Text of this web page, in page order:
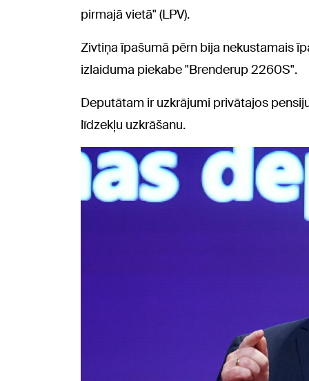
pirmajā vietā" (LPV).
Zivtiņa īpašumā pērn bija nekustamais
izlaiduma piekabe "Brenderup 2260S".
Deputātam ir uzkrājumi privātajos
līdzekļu uzkrāšanu.